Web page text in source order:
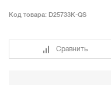
Код товара: D25733K-QS
Сравнить